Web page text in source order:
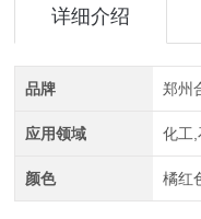
详细介绍
品牌 郑州
应用领域 化工,
颜色 橘红